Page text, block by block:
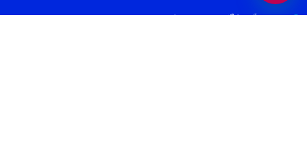
بهترین آموزشگاه موسیقی تهران